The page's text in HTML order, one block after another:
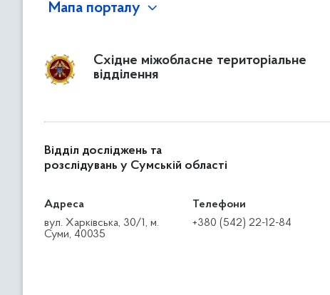
Мапа порталу
Східне міжобласне територіальне
відділення
Відділ досліджень та
розслідувань у Сумській області
Адреса
вул. Харківська, 30/1, м.
Суми, 40035
Телефони
+380 (542) 22-12-84